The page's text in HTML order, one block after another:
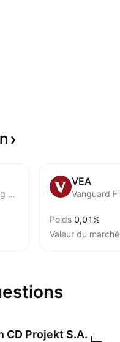
iShares Core MSCI Emerging Markets ETF
VEA
Poids 0,01%
Valeur du marché
CD Projekt S.A.